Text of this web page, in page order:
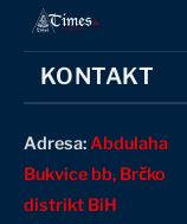
KONTAKT
Adresa:Abdulaha
Bukvice bb, Brčko
distrikt BiH